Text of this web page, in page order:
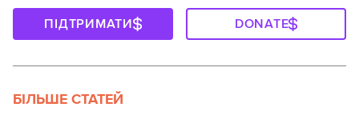
ПІДТРИМАТИ DONATE
БІЛЬШЕ СТАТЕЙ